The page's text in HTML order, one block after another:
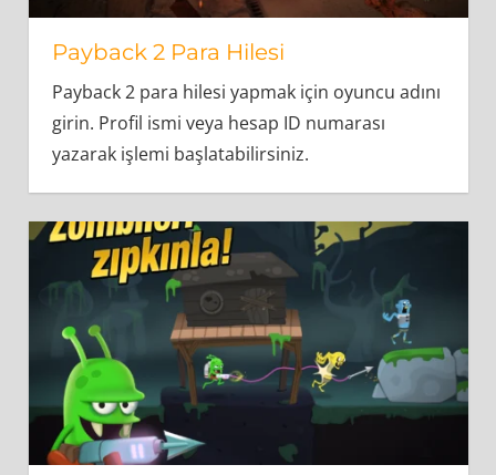
Payback 2 Para Hilesi
Payback 2 para hilesi yapmak için oyuncu adını
girin. Profil ismi veya hesap ID numarası
yazarak işlemi başlatabilirsiniz.